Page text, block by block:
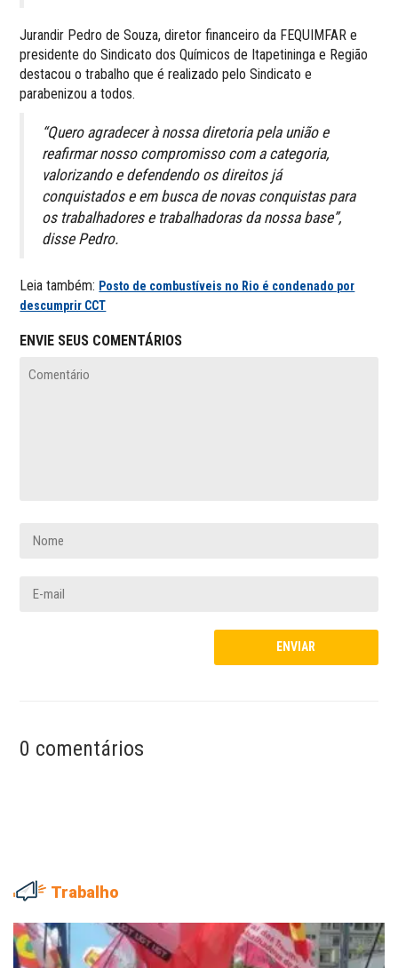
Jurandir Pedro de Souza, diretor financeiro da FEQUIMFAR e
presidente do Sindicato dos Químicos de Itapetininga e Região
destacou o trabalho que é realizado pelo Sindicato e
parabenizou a todos.
“Quero agradecer à nossa diretoria pela união e
reafirmar nosso compromisso com a categoria,
valorizando e defendendo os direitos já
conquistados e em busca de novas conquistas para
os trabalhadores e trabalhadoras da nossa base”,
disse Pedro.
Leia também: Posto de combustíveis no Rio é condenado por
descumprir CCT
ENVIE SEUS COMENTÁRIOS
0 comentários
Trabalho